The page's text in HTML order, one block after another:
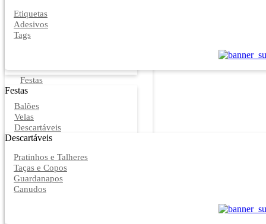
Etiquetas
Adesivos
Tags
Festas
Festas
Balões
Velas
Descartáveis
Descartáveis
Pratinhos e Talheres
Taças e Copos
Guardanapos
Canudos